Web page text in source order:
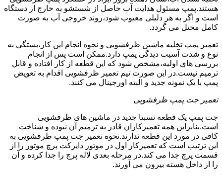
هستند.پمپ مسئول هدایت آب حاصل از شستشو به خارج از دستگاه
است و اگر به هر دلیلی معیوب شود،روند خروجی آب به صورت
کامل مختل می گردد.
تعمیر پمپ تخلیه ماشین ظرفشویی و نحوه انجام این کار،بستگی به
نوع و شدت آسیب دیدگی پمپ دارد.ممکن است پس از انجام
بررسی های اولیه،مشخص شود که این قطعه از کار افتاده و قابل
ترمیم نیست.در این صورت تیم تعمیر ظرفشویی اقدام به تعویض
پمپ با یک نمونه جدید و البته اورجینال می کنند.
تعمیر جت پمپ ظرفشویی
جت پمپ یک قطعه نسبتا جدید در ماشین های ظرفشویی
است.بنابراین همه تعمیرکاران قادر به ترمیم آن نبوده و شناخت
کافی در مورد این قطعه ندارند.نحوه تعمیر جت پمپ ظرفشویی به
این ترتیب است که تعمیرکار اول در موتور دایرکت پرچ موتور را از
قسمت پرچ جدا می کند.در مرحله بعدی لاله پرچ را جدا کرده و آن
را از داخل هسته بیرون می آورند.